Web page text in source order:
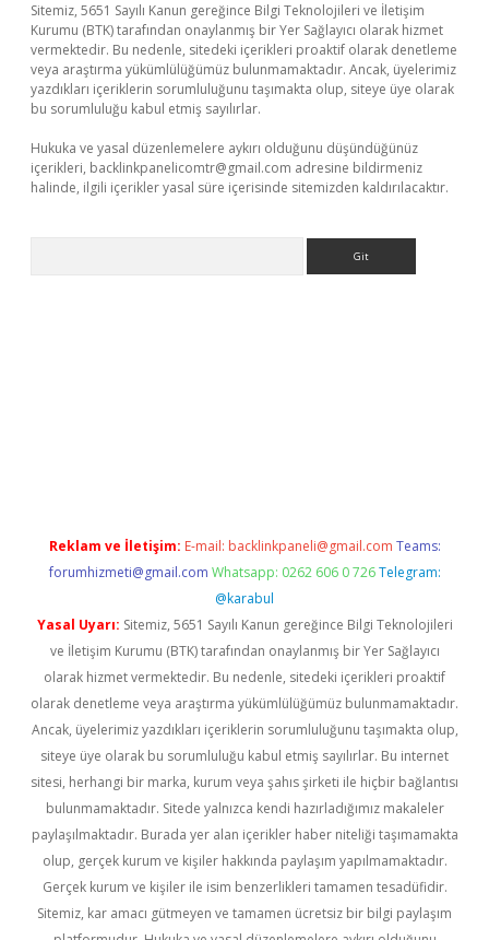
Sitemiz, 5651 Sayılı Kanun gereğince Bilgi Teknolojileri ve İletişim
Kurumu (BTK) tarafından onaylanmış bir Yer Sağlayıcı olarak hizmet
vermektedir. Bu nedenle, sitedeki içerikleri proaktif olarak denetleme
veya araştırma yükümlülüğümüz bulunmamaktadır. Ancak, üyelerimiz
yazdıkları içeriklerin sorumluluğunu taşımakta olup, siteye üye olarak
bu sorumluluğu kabul etmiş sayılırlar.
Hukuka ve yasal düzenlemelere aykırı olduğunu düşündüğünüz
içerikleri, backlinkpanelicomtr@gmail.com adresine bildirmeniz
halinde, ilgili içerikler yasal süre içerisinde sitemizden kaldırılacaktır.
Reklam ve İletişim: E-mail: backlinkpaneli@gmail.com Teams:
forumhizmeti@gmail.com Whatsapp: 0262 606 0 726 Telegram:
@karabul
Yasal Uyarı: Sitemiz, 5651 Sayılı Kanun gereğince Bilgi Teknolojileri
ve İletişim Kurumu (BTK) tarafından onaylanmış bir Yer Sağlayıcı
olarak hizmet vermektedir. Bu nedenle, sitedeki içerikleri proaktif
olarak denetleme veya araştırma yükümlülüğümüz bulunmamaktadır.
Ancak, üyelerimiz yazdıkları içeriklerin sorumluluğunu taşımakta olup,
siteye üye olarak bu sorumluluğu kabul etmiş sayılırlar. Bu internet
sitesi, herhangi bir marka, kurum veya şahıs şirketi ile hiçbir bağlantısı
bulunmamaktadır. Sitede yalnızca kendi hazırladığımız makaleler
paylaşılmaktadır. Burada yer alan içerikler haber niteliği taşımamakta
olup, gerçek kurum ve kişiler hakkında paylaşım yapılmamaktadır.
Gerçek kurum ve kişiler ile isim benzerlikleri tamamen tesadüfidir.
Sitemiz, kar amacı gütmeyen ve tamamen ücretsiz bir bilgi paylaşım